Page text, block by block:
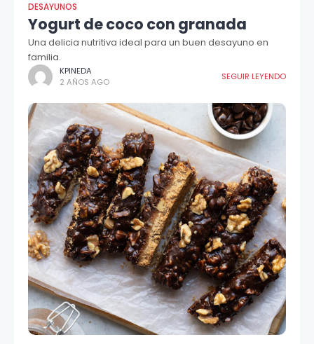
DESAYUNOS
Yogurt de coco con granada
Una delicia nutritiva ideal para un buen desayuno en
familia.
KPINEDA
2 AÑOS AGO
SEGUIR LEYENDO